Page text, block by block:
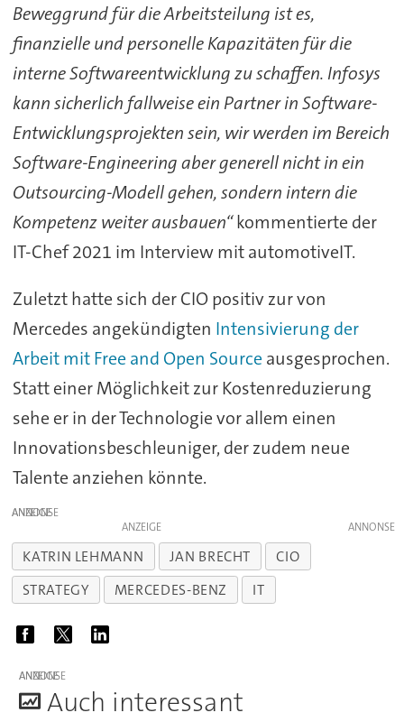
Beweggrund für die Arbeitsteilung ist es,
finanzielle und personelle Kapazitäten für die
interne Softwareentwicklung zu schaffen. Infosys
kann sicherlich fallweise ein Partner in Software-
Entwicklungsprojekten sein, wir werden im Bereich
Software-Engineering aber generell nicht in ein
Outsourcing-Modell gehen, sondern intern die
Kompetenz weiter ausbauen“kommentierte der
IT-Chef 2021 im Interview mit automotiveIT.
Zuletzt hatte sich der CIO positiv zur von
Mercedes angekündigten Intensivierung der
Arbeit mit Free and Open Source ausgesprochen.
Statt einer Möglichkeit zur Kostenreduzierung
sehe er in der Technologie vor allem einen
Innovationsbeschleuniger, der zudem neue
Talente anziehen könnte.
ANZEIGE
ANZEIGE
KATRIN LEHMANN JAN BRECHT
CIO
STRATEGY
MERCEDES-BENZ IT
ANZEIGE
Auch interessant